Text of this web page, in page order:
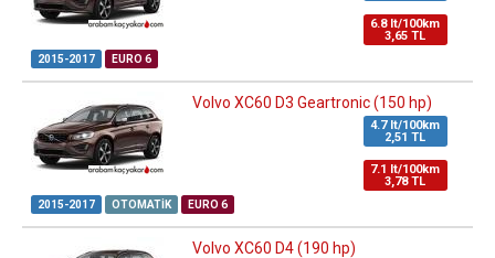
6.8 lt/100km
3,65 TL
2015-2017 EURO 6
Volvo XC60 D3 Geartronic (150 hp)
4.7 lt/100km
2,51 TL
7.1 lt/100km
3,78 TL
2015-2017 OTOMATIK EURO 6
Volvo XC60 D4 (190 hp)